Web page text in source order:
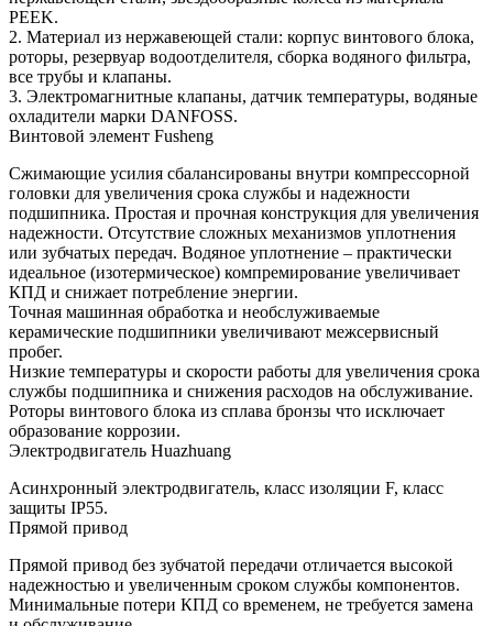
PEEK.
2. Материал из нержавеющей стали: корпус винтового блока,
роторы, резервуар водоотделителя, сборка водяного фильтра,
все трубы и клапаны.
3. Электромагнитные клапаны, датчик температуры, водяные
охладители марки DANFOSS.
Винтовой элемент Fusheng
Сжимающие усилия сбалансированы внутри компрессорной
головки для увеличения срока службы и надежности
подшипника. Простая и прочная конструкция для увеличения
надежности. Отсутствие сложных механизмов уплотнения
или зубчатых передач. Водяное уплотнение – практически
идеальное (изотермическое) компремирование увеличивает
КПД и снижает потребление энергии.
Точная машинная обработка и необслуживаемые
керамические подшипники увеличивают межсервисный
пробег.
Низкие температуры и скорости работы для увеличения срока
службы подшипника и снижения расходов на обслуживание.
Роторы винтового блока из сплава бронзы что исключает
образование коррозии.
Электродвигатель Huazhuang
Асинхронный электродвигатель, класс изоляции F, класс
защиты IP55.
Прямой привод
Прямой привод без зубчатой передачи отличается высокой
надежностью и увеличенным сроком службы компонентов.
Минимальные потери КПД со временем, не требуется замена